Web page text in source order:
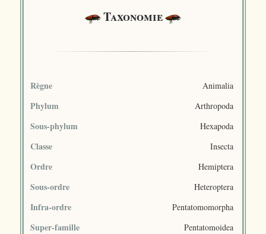
Taxonomie
Règne Animalia
Phylum Arthropoda
Sous-phylum Hexapoda
Classe Insecta
Ordre Hemiptera
Sous-ordre Heteroptera
Infra-ordre Pentatomomorpha
Super-famille Pentatomoidea